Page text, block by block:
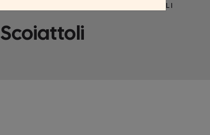
SCOIATTOLI
Scoiattoli